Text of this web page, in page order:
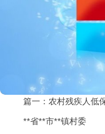
篇一：农村残疾人低
**省**市**镇村委